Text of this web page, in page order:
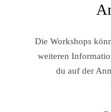
Die Workshops
weiteren
du auf der